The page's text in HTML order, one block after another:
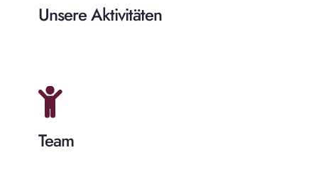
Unsere Aktivitäten
Team